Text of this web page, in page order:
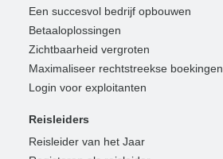
Een succesvol bedrijf opbouwen
Betaaloplossingen
Zichtbaarheid vergroten
Maximaliseer rechtstreekse boekingen
Login voor exploitanten
Reisleiders
Reisleider van het Jaar